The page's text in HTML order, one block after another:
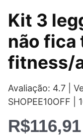
Kit 3
não fica
fitness/
Avaliação: 4.7 |
SHOPEE10OFF |
R$116,91